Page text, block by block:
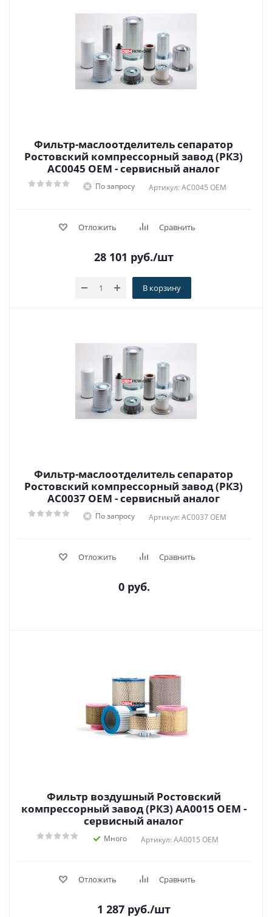
Фильтр-маслоотделитель сепаратор
Ростовский компрессорный завод (РКЗ)
АС0045 OEM - сервисный аналог
По запросу Артикул: АС0045 OEM
Отложить Сравнить
28 101 руб./шт
В корзину
Фильтр-маслоотделитель сепаратор
Ростовский компрессорный завод (РКЗ)
АС0037 OEM - сервисный аналог
По запросу Артикул: АС0037 OEM
Отложить Сравнить
0 руб.
Фильтр воздушный Ростовский
компрессорный завод (РКЗ) АA0015 OEM -
сервисный аналог
Много Артикул: АA0015 OEM
Отложить Сравнить
1 287 руб./шт